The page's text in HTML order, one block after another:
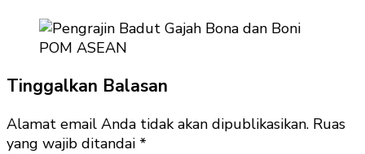
Tinggalkan Balasan
Alamat email Anda tidak akan dipublikasikan. Ruas
yang wajib ditandai *